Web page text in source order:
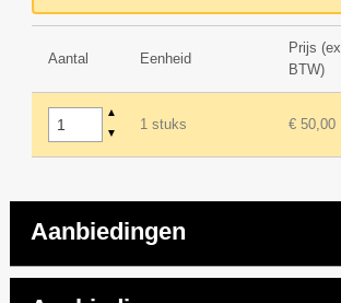
Aantal Eenheid
Prijs
BTW)
▲
▼
1 stuks € 50,00
Aanbiedingen